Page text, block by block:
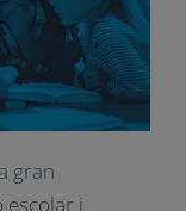
per a una
i de
qualitat